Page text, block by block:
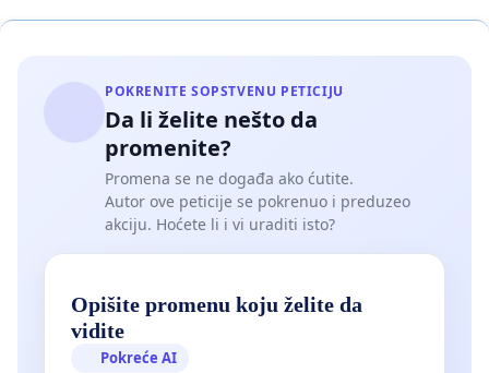
POKRENITE SOPSTVENU PETICIJU
Da li želite nešto da
promenite?
Promena se ne događa ako ćutite.
Autor ove peticije se pokrenuo i preduzeo
akciju. Hoćete li i vi uraditi isto?
Opišite promenu koju želite da
vidite
Pokreće AI